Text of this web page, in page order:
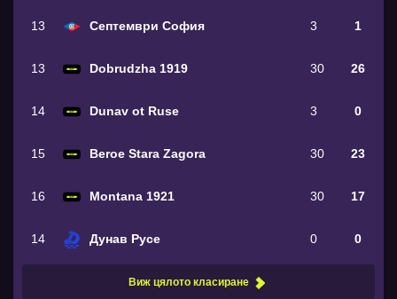
13 Септември София 3 1
13 Dobrudzha 1919 30 26
14 Dunav ot Ruse 3 0
15 Beroe Stara Zagora 30 23
16 Montana 1921 30 17
14 Дунав Русе 0 0
Виж цялото класиране